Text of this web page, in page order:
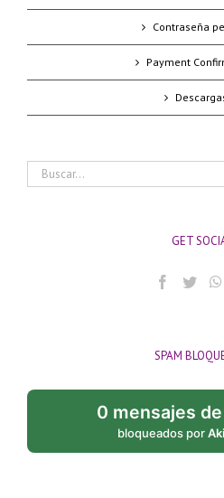
Contraseña
Payment
Buscar:
GET
SPAM
0 mensajes
bloqueados por